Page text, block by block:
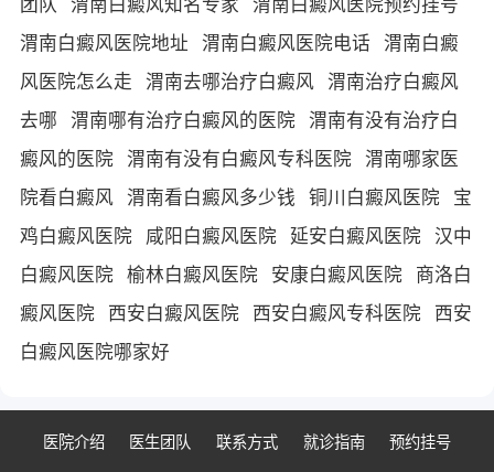
渭南白癜风医院地址 渭南白癜风医院电话 渭南白癜
风医院怎么走 渭南去哪治疗白癜风 渭南治疗白癜风
去哪 渭南哪有治疗白癜风的医院 渭南有没有治疗白
癜风的医院 渭南有没有白癜风专科医院 渭南哪家医
院看白癜风 渭南看白癜风多少钱 铜川白癜风医院 宝
鸡白癜风医院 咸阳白癜风医院 延安白癜风医院 汉中
白癜风医院 榆林白癜风医院 安康白癜风医院 商洛白
癜风医院 西安白癜风医院 西安白癜风专科医院 西安
白癜风医院哪家好
医院介绍 医生团队 联系方式 就诊指南 预约挂号